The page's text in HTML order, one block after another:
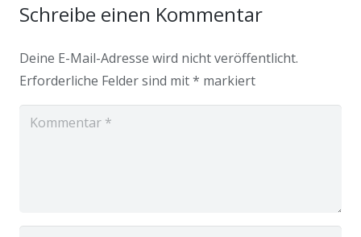
Schreibe einen Kommentar
Deine E-Mail-Adresse wird nicht veröffentlicht.
Erforderliche Felder sind mit* markiert